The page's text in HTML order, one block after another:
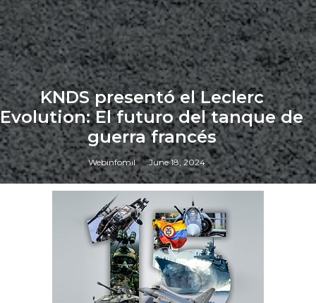
KNDS presentó el Leclerc
Evolution: El futuro del tanque de
guerra francés
Webinfomil June 18, 2024